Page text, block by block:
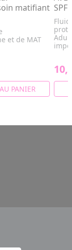
matifiant
et de MAT
PANIER